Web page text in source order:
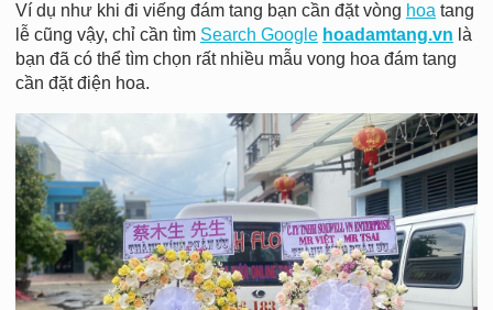
Ví dụ như khi đi viếng đám tang bạn cần đặt vòng hoa tang
lễ cũng vậy, chỉ cần tìm Search Google hoadamtang.vn là
bạn đã có thể tìm chọn rất nhiều mẫu vong hoa đám tang
cần đặt điện hoa.